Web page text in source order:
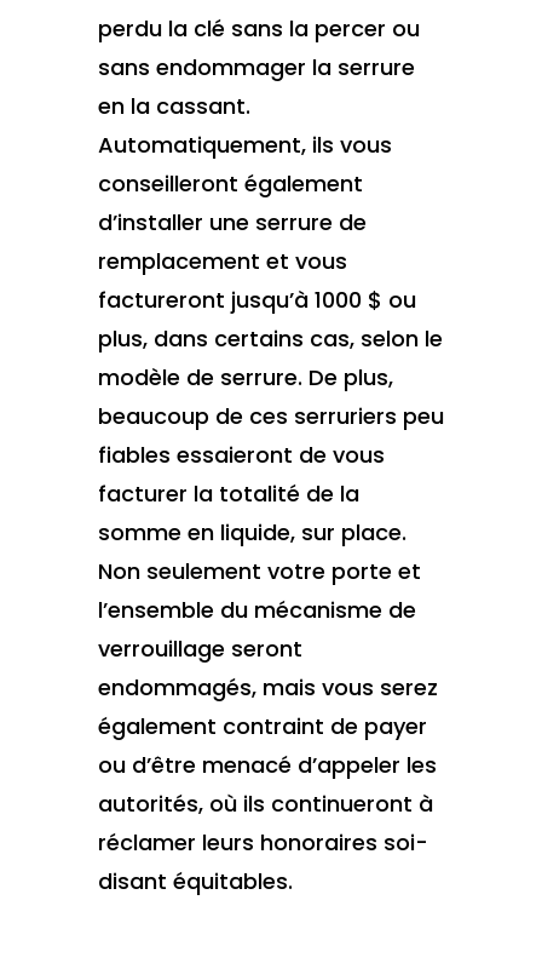
perdu la clé sans la percer ou
sans endommager la serrure
en la cassant.
Automatiquement, ils vous
conseilleront également
d’installer une serrure de
remplacement et vous
factureront jusqu’à 1000 $ ou
plus, dans certains cas, selon le
modèle de serrure. De plus,
beaucoup de ces serruriers peu
fiables essaieront de vous
facturer la totalité de la
somme en liquide, sur place.
Non seulement votre porte et
l’ensemble du mécanisme de
verrouillage seront
endommagés, mais vous serez
également contraint de payer
ou d’être menacé d’appeler les
autorités, où ils continueront à
réclamer leurs honoraires soi-
disant équitables.